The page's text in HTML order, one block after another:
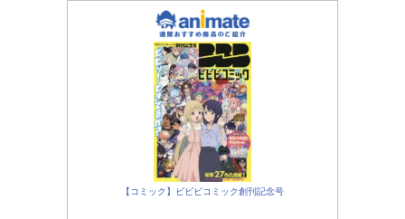
【コミック】ビビビコミック創刊記念号